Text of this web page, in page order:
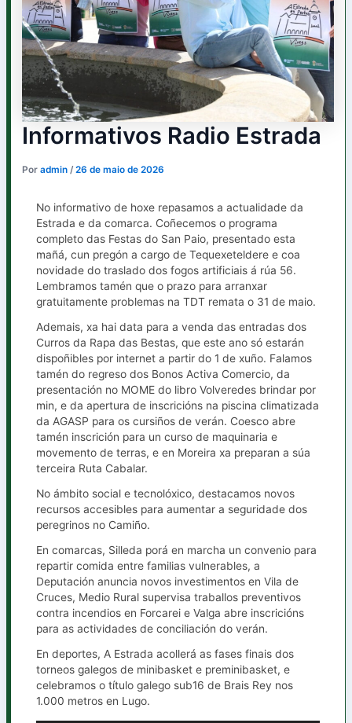
Informativos Radio Estrada
Poradmin/26 de maio de 2026
No informativo de hoxe repasamos a actualidade da
Estrada e da comarca. Coñecemos o programa
completo das Festas do San Paio, presentado esta
mañá, cun pregón a cargo de Tequexeteldere e coa
novidade do traslado dos fogos artificiais á rúa 56.
Lembramos tamén que o prazo para arranxar
gratuitamente problemas na TDT remata o 31 de maio.
Ademais, xa hai data para a venda das entradas dos
Curros da Rapa das Bestas, que este ano só estarán
dispoñibles por internet a partir do 1 de xuño. Falamos
tamén do regreso dos Bonos Activa Comercio, da
presentación no MOME do libro Volveredes brindar por
min, e da apertura de inscricións na piscina climatizada
da AGASP para os cursiños de verán. Coesco abre
tamén inscrición para un curso de maquinaria e
movemento de terras, e en Moreira xa preparan a súa
terceira Ruta Cabalar.
No ámbito social e tecnolóxico, destacamos novos
recursos accesibles para aumentar a seguridade dos
peregrinos no Camiño.
En comarcas, Silleda porá en marcha un convenio para
repartir comida entre familias vulnerables, a
Deputación anuncia novos investimentos en Vila de
Cruces, Medio Rural supervisa traballos preventivos
contra incendios en Forcarei e Valga abre inscricións
para as actividades de conciliación do verán.
En deportes, A Estrada acollerá as fases finais dos
torneos galegos de minibasket e preminibasket, e
celebramos o título galego sub16 de Brais Rey nos
1.000 metros en Lugo.